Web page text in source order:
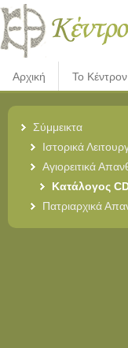
Αρχική Το Κέντρον
Σύμμεικτα
Ιστορικά
Αγιορειτικά
Κατάλογος
Πατριαρχικά